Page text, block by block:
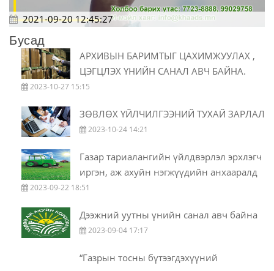
2021-09-20 12:45:27
Бусад
АРХИВЫН БАРИМТЫГ ЦАХИМЖУУЛАХ ,
ЦЭГЦЛЭХ ҮНИЙН САНАЛ АВЧ БАЙНА.
2023-10-27 15:15
ЗӨВЛӨХ ҮЙЛЧИЛГЭЭНИЙ ТУХАЙ ЗАРЛАЛ
2023-10-24 14:21
Газар тариалангийн үйлдвэрлэл эрхлэгч
иргэн, аж ахуйн нэгжүүдийн анхааралд
2023-09-22 18:51
Дээжний уутны үнийн санал авч байна
2023-09-04 17:17
“Газрын тосны бүтээгдэхүүний